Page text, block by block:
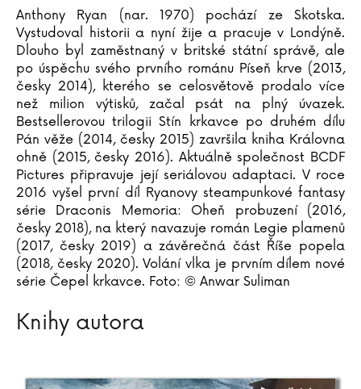
Anthony Ryan (nar. 1970) pochází ze Skotska.
Vystudoval historii a nyní žije a pracuje v Londýně.
Dlouho byl zaměstnaný v britské státní správě, ale
po úspěchu svého prvního románu Píseň krve (2013,
česky 2014), kterého se celosvětově prodalo více
než milion výtisků, začal psát na plný úvazek.
Bestsellerovou trilogii Stín krkavce po druhém dílu
Pán věže (2014, česky 2015) završila kniha Královna
ohně (2015, česky 2016). Aktuálně společnost BCDF
Pictures připravuje její seriálovou adaptaci. V roce
2016 vyšel první díl Ryanovy steampunkové fantasy
série Draconis Memoria: Oheň probuzení (2016,
česky 2018), na který navazuje román Legie plamenů
(2017, česky 2019) a závěrečná část Říše popela
(2018, česky 2020). Volání vlka je prvním dílem nové
série Čepel krkavce. Foto: © Anwar Suliman
Knihy autora